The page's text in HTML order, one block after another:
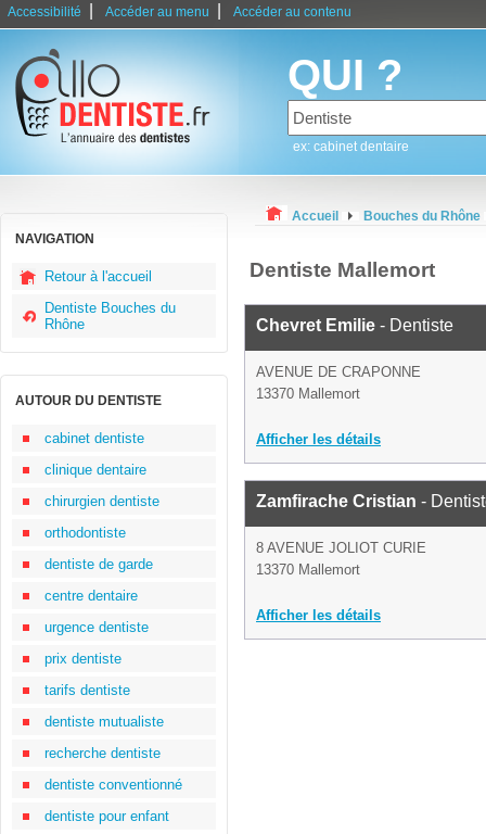
Accessibilité Accéder au menu Accéder au contenu
QUI ?
ex: cabinet dentaire
NAVIGATION
Retour à l'accueil
Dentiste Bouches du
Rhône
AUTOUR DU DENTISTE
cabinet dentiste
clinique dentaire
chirurgien dentiste
orthodontiste
dentiste de garde
centre dentaire
urgence dentiste
prix dentiste
tarifs dentiste
dentiste mutualiste
recherche dentiste
dentiste conventionné
dentiste pour enfant
Accueil Bouches du Rhône
Dentiste Mallemort
Chevret Emilie - Dentiste
AVENUE DE CRAPONNE
13370 Mallemort
Afficher les détails
Zamfirache Cristian -
8 AVENUE JOLIOT CURIE
13370 Mallemort
Afficher les détails